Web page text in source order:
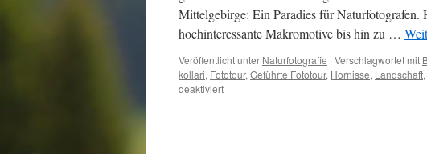
Mittelgebirge: Ein Paradies für
hochinteressante Makromotive bis hin zu …
Veröffentlicht unter Naturfotografie | Verschlagwortet mit
kollari, Fototour, Geführte Fototour, Hornisse, Landschaft,
deaktiviertfür